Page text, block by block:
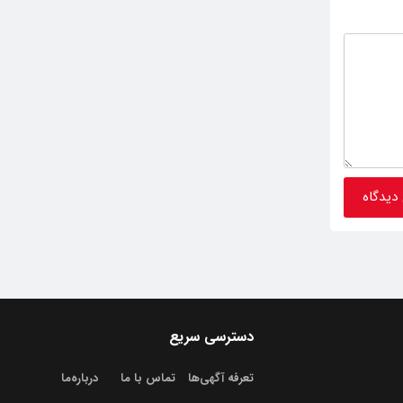
دسترسی سریع
تعرفه آگهی‌ها تماس با ما درباره‌‌ما